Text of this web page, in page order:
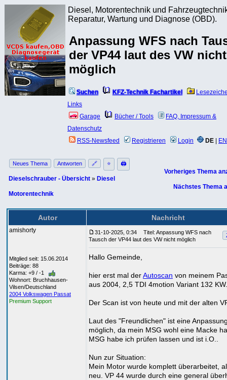
Diesel, Motorentechnik und
Reparatur, Wartung und Diagnose (OBD).
Anpassung WFS nach
der VP44 laut des VW nicht
möglich
Suchen KFZ-Technik Fachartikel
Links
Garage
Bücher / Tools
FAQ, Impressum &
Datenschutz
RSS-Newsfeed
Registrieren Login DE EN
Neues Thema Antworten 🔗 ⭐ 🖨
Dieselschrauber - Übersicht » Diesel
Motorentechnik
Vorheriges Thema
Nächstes Thema
Autor Nachricht
amishorty
Mitglied seit: 15.06.2014
Beiträge: 88
Karma: +9 / -1
Wohnort: Bruchhausen-
Vilsen/Deutschland
2004 Volkswagen Passat
Premium Support
31-10-2025, 0:34
Titel: Anpassung WFS nach
Tausch der VP44 laut des VW nicht möglich
Hallo Gemeinde,
hier erst mal derAutoscan von meinem
aus 2004, 2,5 TDI 4motion Variant 132 KW.
Der Scan ist von heute und mit der alten
Laut des "Freundlichen" ist eine
möglich, da mein MSG wohl eine Macke
MSG habe ich prüfen lassen und ist i.O..
Nun zur Situation:
Mein Motor wurde komplett überarbeitet,
neu. VP 44 wurde durch eine general